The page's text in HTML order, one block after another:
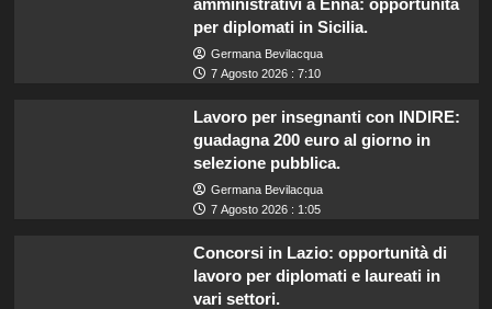
per diplomati in Sicilia.
Germana Bevilacqua
7 Agosto 2026 : 7:10
Lavoro per insegnanti con INDIRE:
guadagna 200 euro al giorno in
selezione pubblica.
Germana Bevilacqua
7 Agosto 2026 : 1:05
Concorsi in Lazio: opportunità di
lavoro per diplomati e laureati in
vari settori.